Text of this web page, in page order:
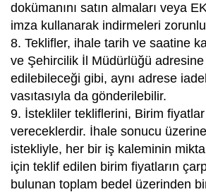
dokümanını satın almaları veya
imza kullanarak indirmeleri
8. Teklifler, ihale tarih ve saatine
ve Şehircilik İl Müdürlüğü
edilebileceği gibi, aynı adrese
vasıtasıyla da gönderilebilir.
9. İstekliler tekliflerini, Birim
vereceklerdir. İhale sonucu
istekliyle, her bir iş kaleminin
için teklif edilen birim fiyatların
bulunan toplam bedel üzerinden